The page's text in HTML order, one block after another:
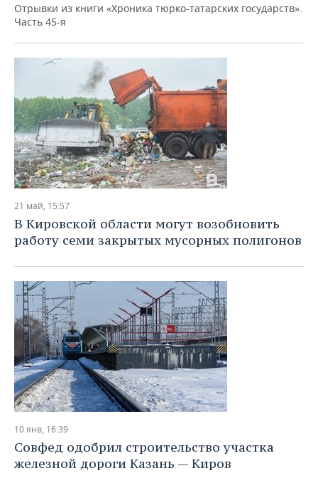
Отрывки из книги «Хроника тюрко-татарских государств».
Часть 45-я
21 май, 15:57
В Кировской области могут возобновить
работу семи закрытых мусорных полигонов
10 янв, 16:39
Совфед одобрил строительство участка
железной дороги Казань — Киров